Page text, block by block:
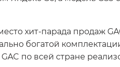
хит-парада продаж
богатой
по всей стране